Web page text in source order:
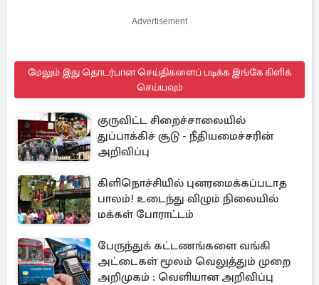
Advertisement
மேலும் இது தொடர்பான செய்திகளைப் படிக்க இங்கே கிளிக்
செய்யவும்
குருவிட்ட சிறைச்சாலையில்
துப்பாக்கிச் சூடு - நீதியமைச்சரின்
அறிவிப்பு
கிளிநொச்சியில் புனரமைக்கப்படாத
பாலம்! உடைந்து விழும் நிலையில்
மக்கள் போராட்டம்
பேருந்துக் கட்டணங்களை வங்கி
அட்டைகள் மூலம் வெலுத்தும் முறை
அறிமுகம் : வெளியான அறிவிப்பு